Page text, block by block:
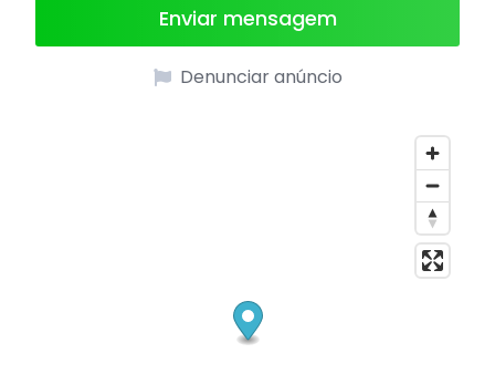
Enviar mensagem
Denunciar anúncio